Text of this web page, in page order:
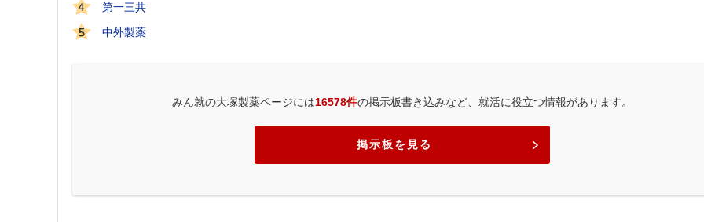
第一三共
中外製薬
みん就の大塚製薬ページには16578件の掲示板書き込みなど、就活に役立つ情報があります。
掲示板を見る